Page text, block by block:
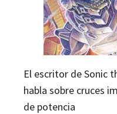
El escritor de Sonic
habla sobre cruces
de potencia